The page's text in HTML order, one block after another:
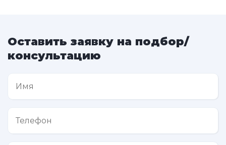
Оставить заявку на подбор/
консультацию